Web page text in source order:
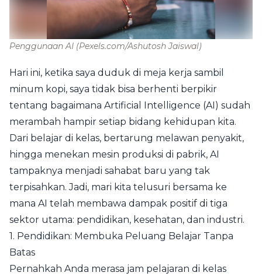
Penggunaan AI (Pexels.com/Ashutosh Jaiswal)
Hari ini, ketika saya duduk di meja kerja sambil
minum kopi, saya tidak bisa berhenti berpikir
tentang bagaimana Artificial Intelligence (AI) sudah
merambah hampir setiap bidang kehidupan kita.
Dari belajar di kelas, bertarung melawan penyakit,
hingga menekan mesin produksi di pabrik, AI
tampaknya menjadi sahabat baru yang tak
terpisahkan. Jadi, mari kita telusuri bersama ke
mana AI telah membawa dampak positif di tiga
sektor utama: pendidikan, kesehatan, dan industri.
1. Pendidikan: Membuka Peluang Belajar Tanpa
Batas
Pernahkah Anda merasa jam pelajaran di kelas